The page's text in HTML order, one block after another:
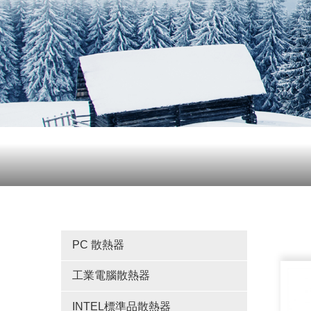
PC 散熱器
工業電腦散熱器
INTEL標準品散熱器